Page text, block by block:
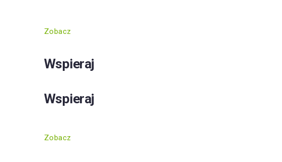
Zobacz
Wspieraj
Wspieraj
Zobacz